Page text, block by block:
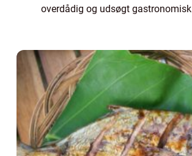
overdådig og udsøgt gastronomisk
læ...